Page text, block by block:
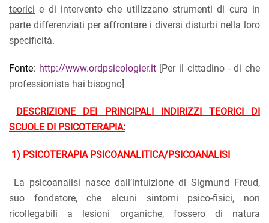
teorici e di intervento che utilizzano strumenti di cura in
parte differenziati per affrontare i diversi disturbi nella loro
specificità.
Fonte: http://www.ordpsicologier.it[Per il cittadino - di che
professionista hai bisogno]
DESCRIZIONE DEI PRINCIPALI INDIRIZZI TEORICI DI
SCUOLE DI PSICOTERAPIA:
1) PSICOTERAPIA PSICOANALITICA/PSICOANALISI
La psicoanalisi nasce dall’intuizione di Sigmund Freud,
suo fondatore, che alcuni sintomi psico-fisici, non
ricollegabili a lesioni organiche, fossero di natura